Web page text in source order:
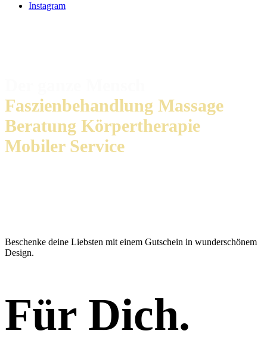
Instagram
Faszienbehandlung Massage
Beratung Körpertherapie
Mobiler Service
Beschenke deine Liebsten mit einem Gutschein in wunderschönem
Design.
Für Dich.